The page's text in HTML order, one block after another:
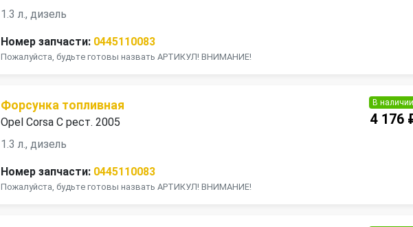
1.3 л., дизель
Номер запчасти: 0445110083
Пожалуйста, будьте готовы назвать АРТИКУЛ! ВНИМАНИЕ!
Форсунка топливная
Opel Corsa C рест. 2005
1.3 л., дизель
Номер запчасти: 0445110083
Пожалуйста, будьте готовы назвать АРТИКУЛ! ВНИМАНИЕ!
В наличии
4 176